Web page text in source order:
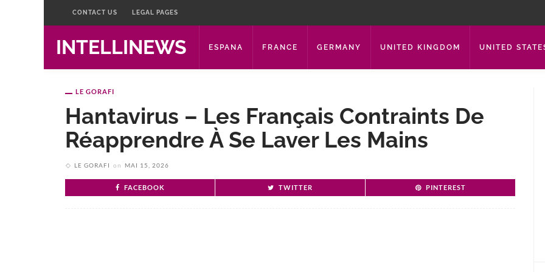
CONTACT US LEGAL PAGES
INTELLINEWS ESPANA FRANCE GERMANY UNITED KINGDOM UNITED
LE GORAFI
Hantavirus – Les Français Contraints De
Réapprendre À Se Laver Les Mains
LE GORAFI on MAI 15, 2026
FACEBOOK TWITTER PINTEREST